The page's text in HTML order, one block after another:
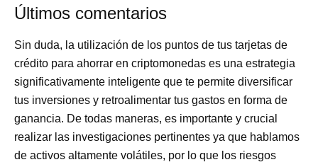
Últimos comentarios
Sin duda, la utilización de los puntos de tus tarjetas de
crédito para ahorrar en criptomonedas es una estrategia
significativamente inteligente que te permite diversificar
tus inversiones y retroalimentar tus gastos en forma de
ganancia. De todas maneras, es importante y crucial
realizar las investigaciones pertinentes ya que hablamos
de activos altamente volátiles, por lo que los riesgos